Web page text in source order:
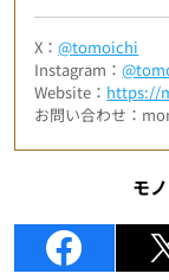
X：@tomoichi
Instagram：
Website： https://
お問い合わせ：
モ